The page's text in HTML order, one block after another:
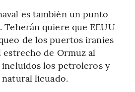
es también un punto
Teherán quiere que EEUU
de los puertos iraníes
de Ormuz al
los petroleros y
natural licuado.